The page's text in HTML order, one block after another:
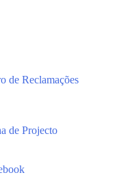
de Reclamações
de Projecto